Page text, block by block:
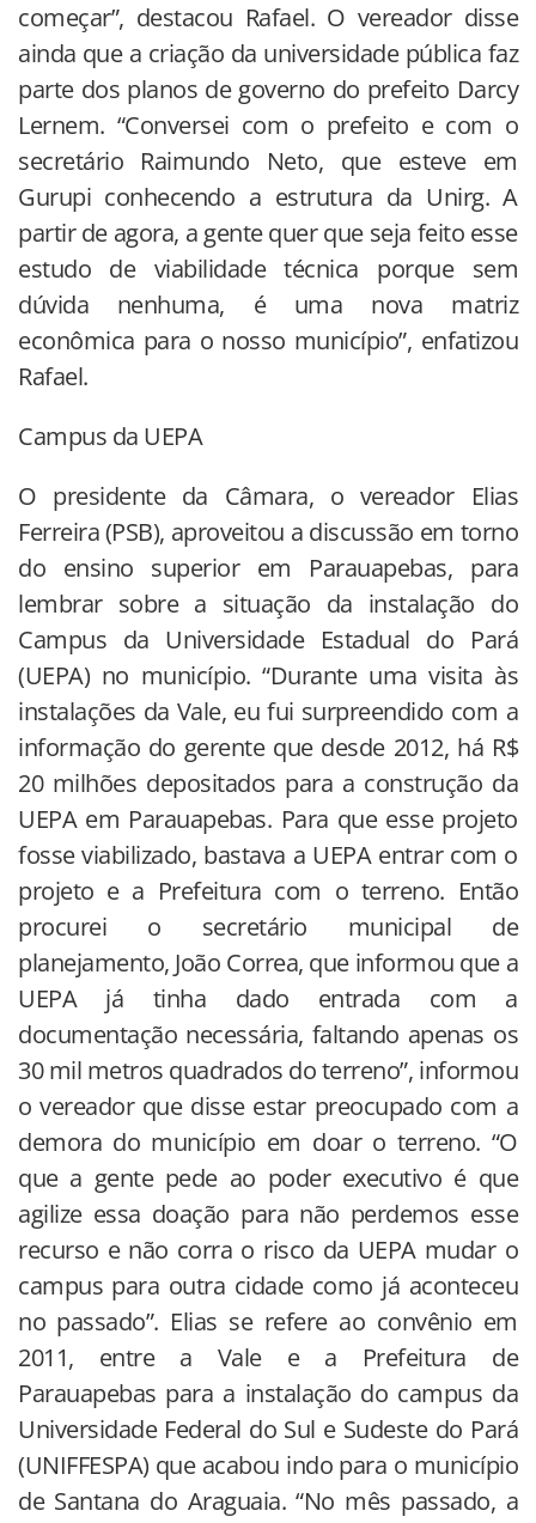
começar”, destacou Rafael. O vereador disse
ainda que a criação da universidade pública faz
parte dos planos de governo do prefeito Darcy
Lernem. “Conversei com o prefeito e com o
secretário Raimundo Neto, que esteve em
Gurupi conhecendo a estrutura da Unirg. A
partir de agora, a gente quer que seja feito esse
estudo de viabilidade técnica porque sem
dúvida nenhuma, é uma nova matriz
econômica para o nosso município”, enfatizou
Rafael.
Campus da UEPA
O presidente da Câmara, o vereador Elias
Ferreira (PSB), aproveitou a discussão em torno
do ensino superior em Parauapebas, para
lembrar sobre a situação da instalação do
Campus da Universidade Estadual do Pará
(UEPA) no município. “Durante uma visita às
instalações da Vale, eu fui surpreendido com a
informação do gerente que desde 2012, há R$
20 milhões depositados para a construção da
UEPA em Parauapebas. Para que esse projeto
fosse viabilizado, bastava a UEPA entrar com o
projeto e a Prefeitura com o terreno. Então
procurei o secretário municipal de
planejamento, João Correa, que informou que a
UEPA já tinha dado entrada com a
documentação necessária, faltando apenas os
30 mil metros quadrados do terreno”, informou
o vereador que disse estar preocupado com a
demora do município em doar o terreno. “O
que a gente pede ao poder executivo é que
agilize essa doação para não perdemos esse
recurso e não corra o risco da UEPA mudar o
campus para outra cidade como já aconteceu
no passado”. Elias se refere ao convênio em
2011, entre a Vale e a Prefeitura de
Parauapebas para a instalação do campus da
Universidade Federal do Sul e Sudeste do Pará
(UNIFFESPA) que acabou indo para o município
de Santana do Araguaia. “No mês passado, a